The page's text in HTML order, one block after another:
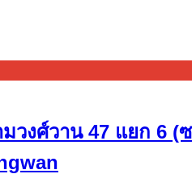
วงศ์วาน 47 แยก 6